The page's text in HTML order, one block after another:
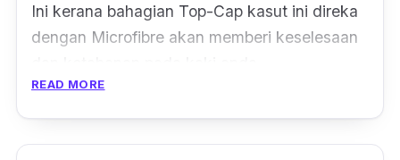
Ini kerana bahagian Top-Cap kasut ini direka
dengan Microfibre akan memberi keselesaan
READ MORE